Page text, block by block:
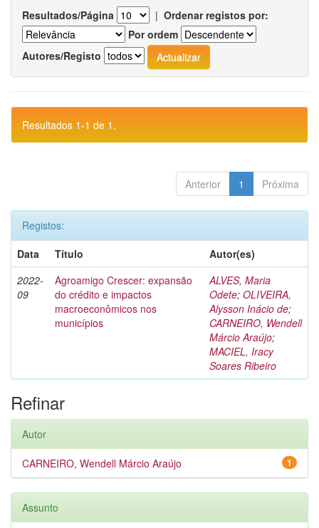
Resultados/Página | Ordenar registos por:
Por ordem
Autores/Registo
Resultados 1-1 de 1.
Anterior 1 Próxima
Registos:
Data
Título
Autor(es)
2022-
09
Agroamigo Crescer: expansão
do crédito e impactos
macroeconômicos nos
municípios
ALVES, Maria
Odete; OLIVEIRA,
Alysson Inácio de;
CARNEIRO, Wendell
Márcio Araújo;
MACIEL, Iracy
Soares Ribeiro
Refinar
Autor
1
CARNEIRO, Wendell Márcio Araújo
Assunto